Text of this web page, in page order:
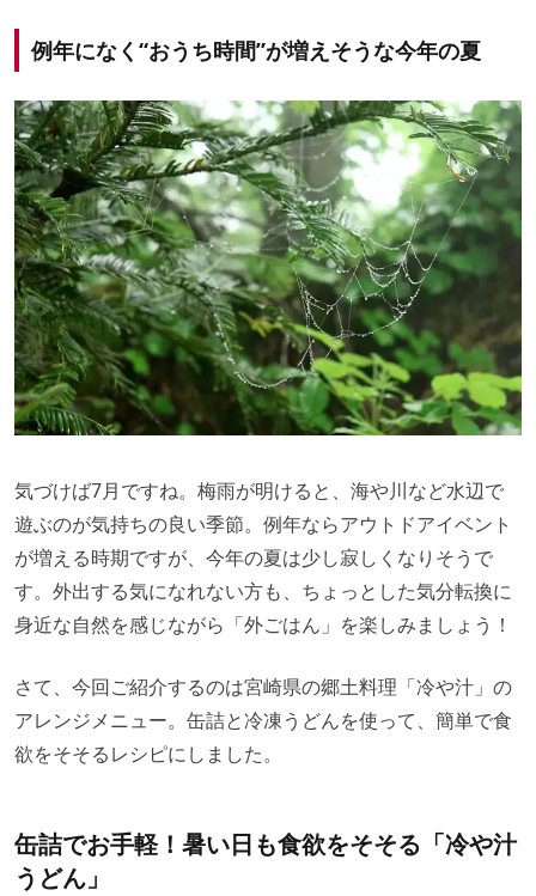
例年になく“おうち時間”が増えそうな今年の夏
気づけば7月ですね。梅雨が明けると、海や川など水辺で
遊ぶのが気持ちの良い季節。例年ならアウトドアイベント
が増える時期ですが、今年の夏は少し寂しくなりそうで
す。外出する気になれない方も、ちょっとした気分転換に
身近な自然を感じながら「外ごはん」を楽しみましょう！
さて、今回ご紹介するのは宮崎県の郷土料理「冷や汁」の
アレンジメニュー。缶詰と冷凍うどんを使って、簡単で食
欲をそそるレシピにしました。
缶詰でお手軽！暑い日も食欲をそそる「冷や汁
うどん」